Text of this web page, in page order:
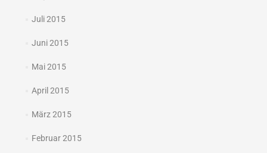
Juli 2015
Juni 2015
Mai 2015
April 2015
März 2015
Februar 2015